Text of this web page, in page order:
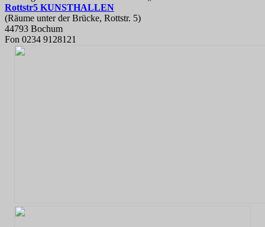
Rottstr5 KUNSTHALLEN
(Räume unter der Brücke, Rottstr. 5)
44793 Bochum
Fon 0234 9128121